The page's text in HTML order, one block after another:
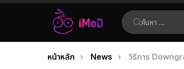
ค้นหา:
เรื่อง
คุณอยู่ที่นี่:
หน้าหลัก News วิธีการ